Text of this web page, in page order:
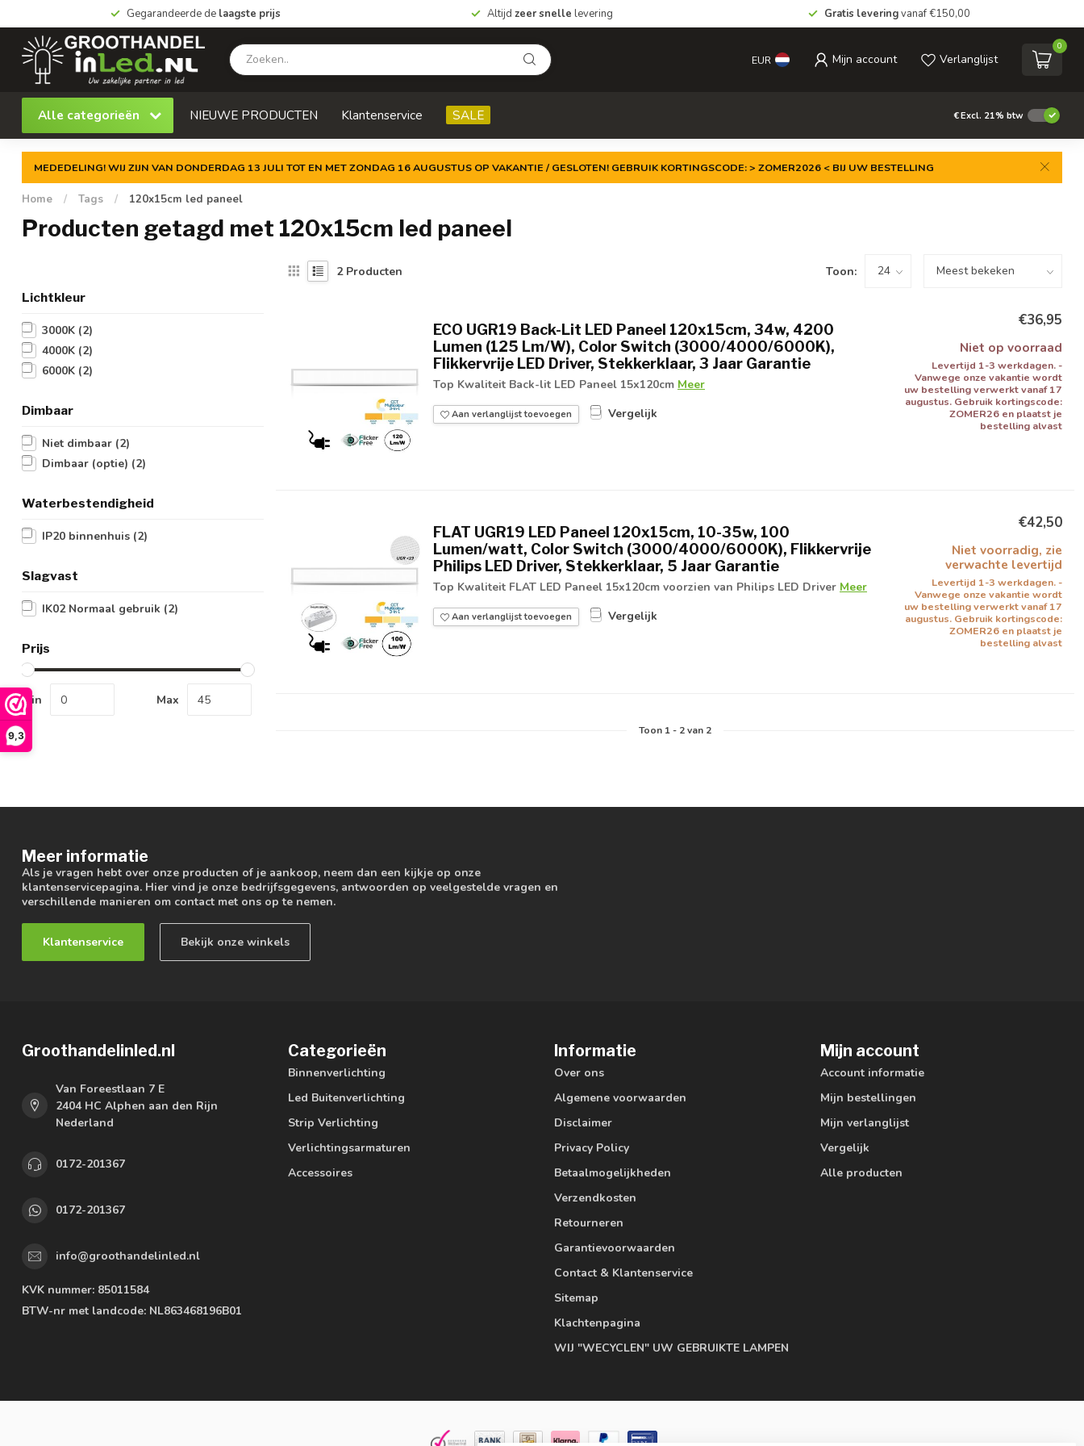
9,3
Gegarandeerde de laagste prijs Altijd zeer snelle levering Gratis leveringvanaf €150,00
EUR Mijn account Verlanglijst
0
Alle categorieën NIEUWE PRODUCTEN Klantenservice SALE €Excl. 21% btw
MEDEDELING! WIJ ZIJN VAN DONDERDAG 13 JULI TOT EN MET ZONDAG 16 AUGUSTUS OP VAKANTIE / GESLOTEN! GEBRUIK KORTINGSCODE: > ZOMER2026 < BIJ UW BESTELLING
Home / Tags / 120x15cm led paneel
Producten getagd met 120x15cm led paneel
Lichtkleur
3000K (2)
4000K (2)
6000K (2)
Dimbaar
Niet dimbaar (2)
Dimbaar (optie) (2)
Waterbestendigheid
IP20 binnenhuis (2)
Slagvast
IK02 Normaal gebruik (2)
Prijs
Min Max
2Producten Toon:
ECO UGR19 Back-Lit LED Paneel 120x15cm, 34w, 4200
Lumen (125 Lm/W), Color Switch (3000/4000/6000K),
Flikkervrije LED Driver, Stekkerklaar, 3 Jaar Garantie
Top Kwaliteit Back-lit LED Paneel 15x120cm Meer
Aan verlanglijst toevoegen Vergelijk
€36,95
Niet op voorraad
Levertijd 1-3 werkdagen. -
Vanwege onze vakantie wordt
uw bestelling verwerkt vanaf 17
augustus. Gebruik kortingscode:
ZOMER26 en plaatst je
bestelling alvast
FLAT UGR19 LED Paneel 120x15cm, 10-35w, 100
Lumen/watt, Color Switch (3000/4000/6000K), Flikkervrije
Philips LED Driver, Stekkerklaar, 5 Jaar Garantie
Top Kwaliteit FLAT LED Paneel 15x120cm voorzien van Philips LED Driver Meer
Aan verlanglijst toevoegen Vergelijk
€42,50
Niet voorradig, zie
verwachte levertijd
Levertijd 1-3 werkdagen. -
Vanwege onze vakantie wordt
uw bestelling verwerkt vanaf 17
augustus. Gebruik kortingscode:
ZOMER26 en plaatst je
bestelling alvast
Toon 1- 2van 2
Meer informatie
Als je vragen hebt over onze producten of je aankoop, neem dan een kijkje op onze
klantenservicepagina. Hier vind je onze bedrijfsgegevens, antwoorden op veelgestelde vragen en
verschillende manieren om contact met ons op te nemen.
Klantenservice Bekijk onze winkels
Groothandelinled.nl
Van Foreestlaan 7 E
2404 HC Alphen aan den Rijn
Nederland
0172-201367
0172-201367
info@groothandelinled.nl
KVK nummer: 85011584
BTW-nr met landcode: NL863468196B01
Categorieën
Binnenverlichting
Led Buitenverlichting
Strip Verlichting
Verlichtingsarmaturen
Accessoires
Informatie
Over ons
Algemene voorwaarden
Disclaimer
Privacy Policy
Betaalmogelijkheden
Verzendkosten
Retourneren
Garantievoorwaarden
Contact & Klantenservice
Sitemap
Klachtenpagina
WIJ "WECYCLEN" UW GEBRUIKTE LAMPEN
Mijn account
Account informatie
Mijn bestellingen
Mijn verlanglijst
Vergelijk
Alle producten